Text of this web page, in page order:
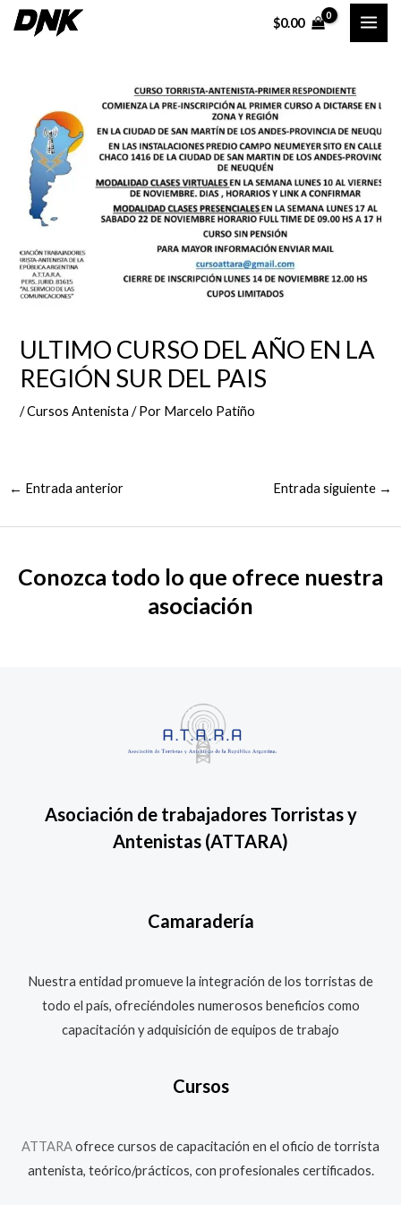
$0.00
ULTIMO CURSO DEL AÑO EN LA
REGIÓN SUR DEL PAIS
/Cursos Antenista / Por Marcelo Patiño
Navegación
de
← Entrada anterior Entrada siguiente →
Conozca todo lo que ofrece nuestra
asociación
Asociación de trabajadores Torristas y
Antenistas (ATTARA)
Camaradería
Nuestra entidad promueve la integración de los torristas de
todo el país, ofreciéndoles numerosos beneficios como
capacitación y adquisición de equipos de trabajo
Cursos
ATTARAofrece cursos de capacitación en el oficio de torrista
antenista, teórico/prácticos, con profesionales certificados.